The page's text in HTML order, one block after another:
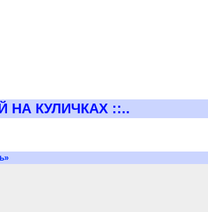
НА КУЛИЧКАХ ::..